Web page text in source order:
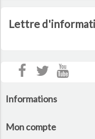
Lettre
Informations
Mon compte